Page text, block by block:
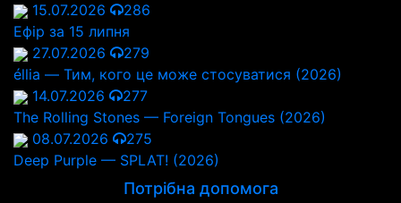
15.07.2026
286
Ефір за 15 липня
27.07.2026
279
éllia — Тим, кого це може стосуватися (2026)
14.07.2026
277
The Rolling Stones — Foreign Tongues (2026)
08.07.2026
275
Deep Purple — SPLAT! (2026)
Потрібна допомога